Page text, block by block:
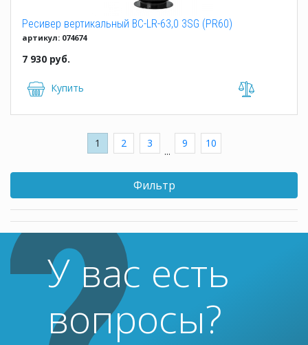
Ресивер вертикальный BC-LR-63,0 3SG (PR60)
артикул: 074674
7 930 руб.
Купить
1 2 3
...
9 10
Фильтр
У вас есть
вопросы?